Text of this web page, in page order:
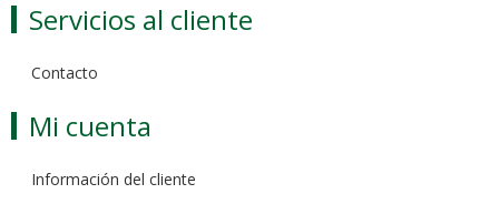
Servicios al cliente
Contacto
Mi cuenta
Información del cliente